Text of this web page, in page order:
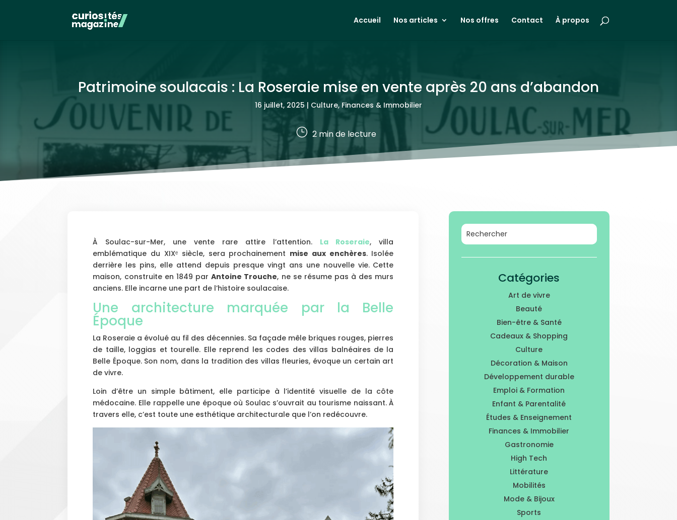
Accueil Nos articles Nos offres Contact À propos
Patrimoine soulacais : La Roseraie mise en vente après 20 ans d’abandon
16 juillet, 2025 | Culture, Finances & Immobilier
} 2 min de lecture
À Soulac-sur-Mer, une vente rare attire l’attention. La Roseraie, villa
emblématique du XIXᵉ siècle, sera prochainement mise aux enchères. Isolée
derrière les pins, elle attend depuis presque vingt ans une nouvelle vie. Cette
maison, construite en 1849 parAntoine Trouche, ne se résume pas à des murs
anciens. Elle incarne une part de l’histoire soulacaise.
Une architecture marquée par la Belle
Époque
La Roseraie a évolué au fil des décennies. Sa façade mêle briques rouges, pierres
de taille, loggias et tourelle. Elle reprend les codes des villas balnéaires de la
Belle Époque. Son nom, dans la tradition des villas fleuries, évoque un certain art
de vivre.
Loin d’être un simple bâtiment, elle participe à l’identité visuelle de la côte
médocaine. Elle rappelle une époque où Soulac s’ouvrait au tourisme naissant. À
travers elle, c’est toute une esthétique architecturale que l’on redécouvre.
Catégories
Art de vivre
Beauté
Bien-être & Santé
Cadeaux & Shopping
Culture
Décoration & Maison
Développement durable
Emploi & Formation
Enfant & Parentalité
Études & Enseignement
Finances & Immobilier
Gastronomie
High Tech
Littérature
Mobilités
Mode & Bijoux
Sports